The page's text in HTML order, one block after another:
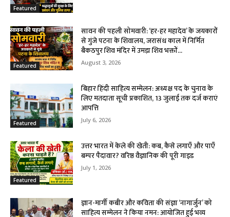
Featured
Featured
सावन की पहली सोमवारी: ‘हर-हर महादेव’ के जयकारों
से गुंजे पटना के शिवालय, जरासंध काल में निर्मित
बैकठपुर शिव मंदिर में उमड़ा शिव भक्तों...
August 3, 2026
Featured
बिहार हिंदी साहित्य सम्मेलन: अध्यक्ष पद के चुनाव के
लिए मतदाता सूची प्रकाशित, 13 जुलाई तक दर्ज कराएं
आपत्ति
July 6, 2026
Featured
उत्तर भारत में केले की खेती: कब, कैसे लगाएँ और पाएँ
बम्पर पैदावार? वरिष्ठ वैज्ञानिक की पूरी गाइड
July 1, 2026
ज्ञान-मार्गी कबीर और कविता की संज्ञा ‘नागार्जुन’ को
साहित्य सम्मेलन ने किया नमन: आयोजित हुई भव्य